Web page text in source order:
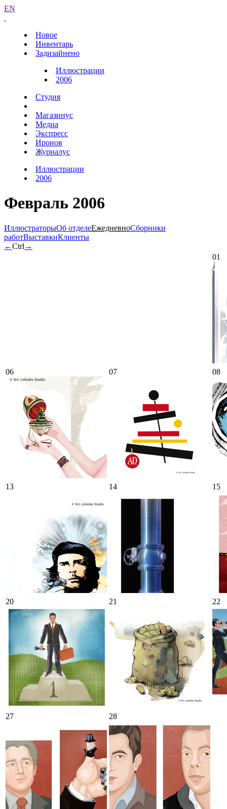
EN
Новое
Инвентарь
Задизайнено
Иллюстрации
2006
Студия
Магазинус
Медиа
Экспресс
Иронов
Журналус
Иллюстрации
2006
Февраль 2006
ИллюстраторыОб отделеЕжедневноСборники
работВыставкиКлиенты
←Ctrl →
01
06 07 08
13 14 15
20 21 22
27 28